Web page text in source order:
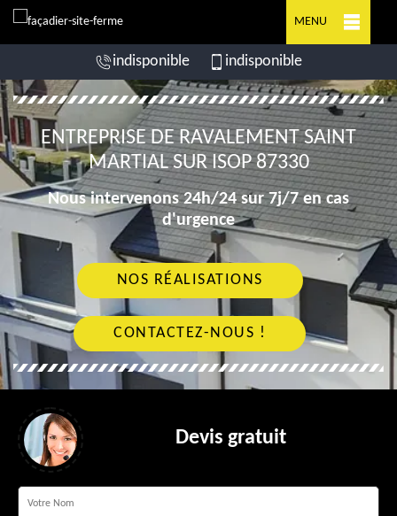
MENU
indisponible indisponible
ENTREPRISE DE RAVALEMENT SAINT
MARTIAL SUR ISOP 87330
Nous intervenons 24h/24 sur 7j/7 en cas
d'urgence
NOS RÉALISATIONS
CONTACTEZ-NOUS !
Devis gratuit